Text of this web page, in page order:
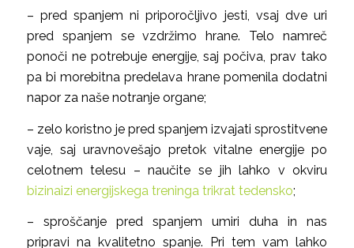
– pred spanjem ni priporočljivo jesti, vsaj dve uri
pred spanjem se vzdržimo hrane. Telo namreč
ponoči ne potrebuje energije, saj počiva, prav tako
pa bi morebitna predelava hrane pomenila dodatni
napor za naše notranje organe;
– zelo koristno je pred spanjem izvajati sprostitvene
vaje, saj uravnovešajo pretok vitalne energije po
celotnem telesu – naučite se jih lahko v okviru
bizinaizi energijskega treninga trikrat tedensko;
– sproščanje pred spanjem umiri duha in nas
pripravi na kvalitetno spanje. Pri tem vam lahko